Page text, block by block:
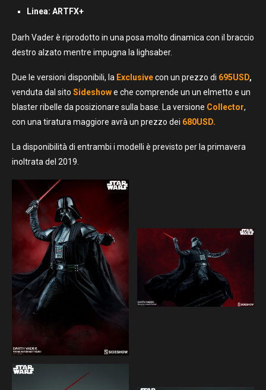
Linea: ARTFX+
Darh Vader è riprodotto in una posa molto dinamica con il braccio
destro alzato mentre impugna la lighsaber.
Due le versioni disponibili, la Exclusivecon un prezzo di 695USD,
venduta dal sito Sideshowe che comprende un un elmetto e un
blaster ribelle da posizionare sulla base. La versione Collector,
con una tiratura maggiore avrà un prezzo dei 680USD.
La disponibilità di entrambi i modelli è previsto per la primavera
inoltrata del 2019.